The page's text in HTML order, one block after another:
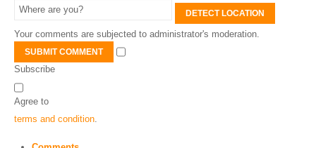
DETECT LOCATION
Your comments are subjected to administrator's moderation.
SUBMIT COMMENT
Subscribe
Agree to
terms and condition